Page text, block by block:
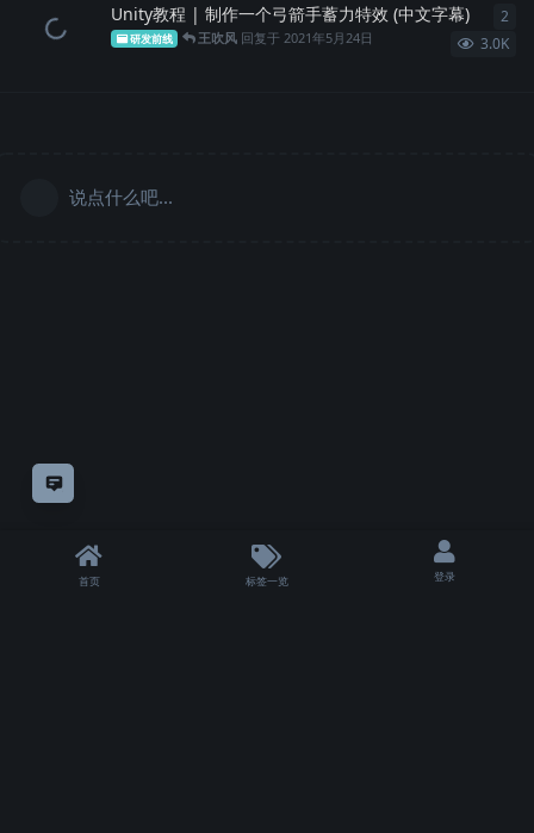
意见反馈
Unity教程 | 制作一个弓箭手蓄力特效 (中文字幕)
研发前线 王吹风 回复于2021年5月24日 3.0K
2
说点什么吧...
首页 标签一览 登录